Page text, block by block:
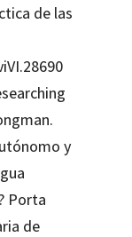
de las
y
Porta
de